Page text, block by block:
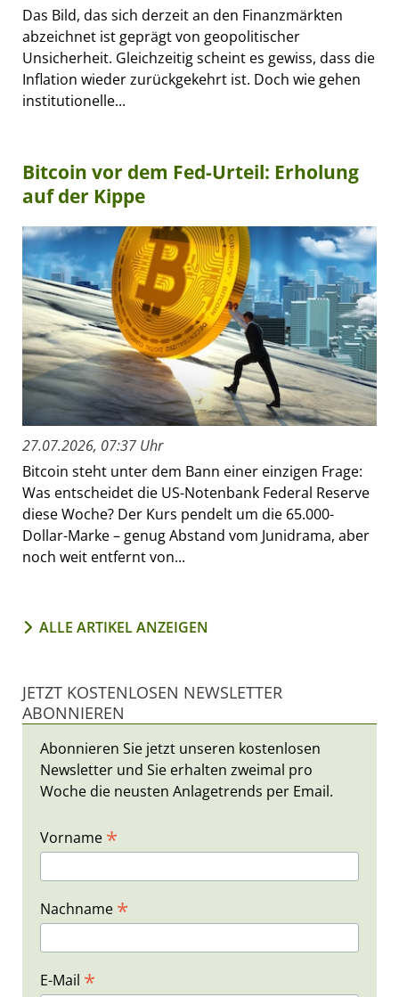
Das Bild, das sich derzeit an den Finanzmärkten
abzeichnet ist geprägt von geopolitischer
Unsicherheit. Gleichzeitig scheint es gewiss, dass die
Inflation wieder zurückgekehrt ist. Doch wie gehen
institutionelle...
Bitcoin vor dem Fed-Urteil: Erholung
auf der Kippe
27.07.2026, 07:37 Uhr
Bitcoin steht unter dem Bann einer einzigen Frage:
Was entscheidet die US-Notenbank Federal Reserve
diese Woche? Der Kurs pendelt um die 65.000-
Dollar-Marke – genug Abstand vom Junidrama, aber
noch weit entfernt von...
ALLE ARTIKEL ANZEIGEN
JETZT KOSTENLOSEN NEWSLETTER
ABONNIEREN
Abonnieren Sie jetzt unseren kostenlosen
Newsletter und Sie erhalten zweimal pro
Woche die neusten Anlagetrends per Email.
Vorname *
Nachname *
E-Mail *